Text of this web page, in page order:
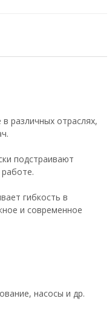
различных отраслях,
подстраивают
гибкость в
и современное
насосы и др.